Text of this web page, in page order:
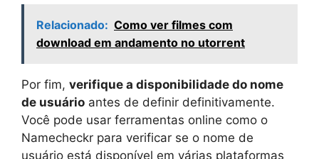
Relacionado: Como ver filmes com
download em andamento no utorrent
Por fim, verifique a disponibilidade do nome
de usuário antes de definir definitivamente.
Você pode usar ferramentas online como o
Namecheckr para verificar se o nome de
usuário está disponível em várias plataformas